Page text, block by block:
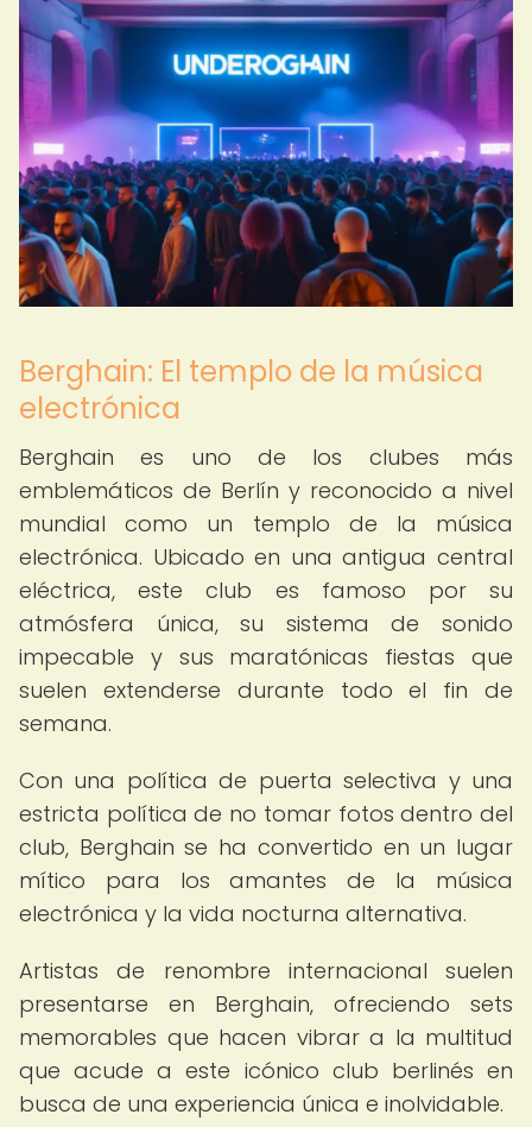
Berghain: El templo de la música
electrónica
Berghain es uno de los clubes más
emblemáticos de Berlín y reconocido a nivel
mundial como un templo de la música
electrónica. Ubicado en una antigua central
eléctrica, este club es famoso por su
atmósfera única, su sistema de sonido
impecable y sus maratónicas fiestas que
suelen extenderse durante todo el fin de
semana.
Con una política de puerta selectiva y una
estricta política de no tomar fotos dentro del
club, Berghain se ha convertido en un lugar
mítico para los amantes de la música
electrónica y la vida nocturna alternativa.
Artistas de renombre internacional suelen
presentarse en Berghain, ofreciendo sets
memorables que hacen vibrar a la multitud
que acude a este icónico club berlinés en
busca de una experiencia única e inolvidable.